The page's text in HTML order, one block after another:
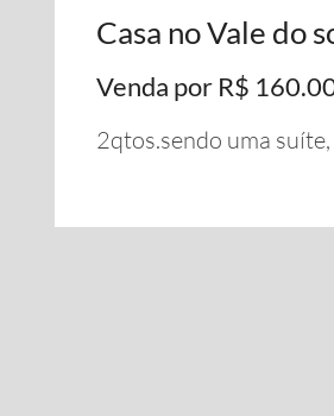
Casa no Vale do
Venda por R$
2qtos.sendo uma